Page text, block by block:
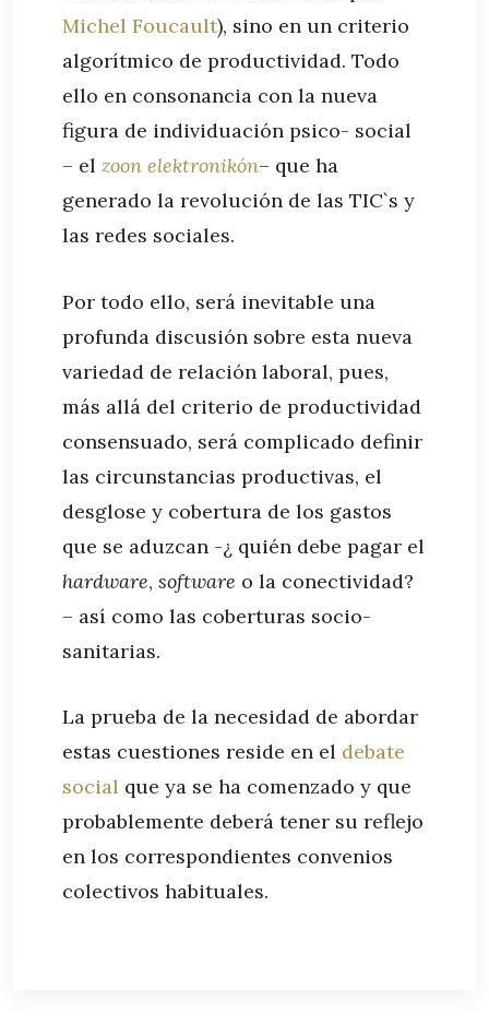
Michel Foucault), sino en un criterio
algorítmico de productividad. Todo
ello en consonancia con la nueva
figura de individuación psico- social
– el zoon elektronikón– que ha
generado la revolución de las TIC`s y
las redes sociales.
Por todo ello, será inevitable una
profunda discusión sobre esta nueva
variedad de relación laboral, pues,
más allá del criterio de productividad
consensuado, será complicado definir
las circunstancias productivas, el
desglose y cobertura de los gastos
que se aduzcan -¿ quién debe pagar el
hardware, software o la conectividad?
– así como las coberturas socio-
sanitarias.
La prueba de la necesidad de abordar
estas cuestiones reside en el debate
social que ya se ha comenzado y que
probablemente deberá tener su reflejo
en los correspondientes convenios
colectivos habituales.